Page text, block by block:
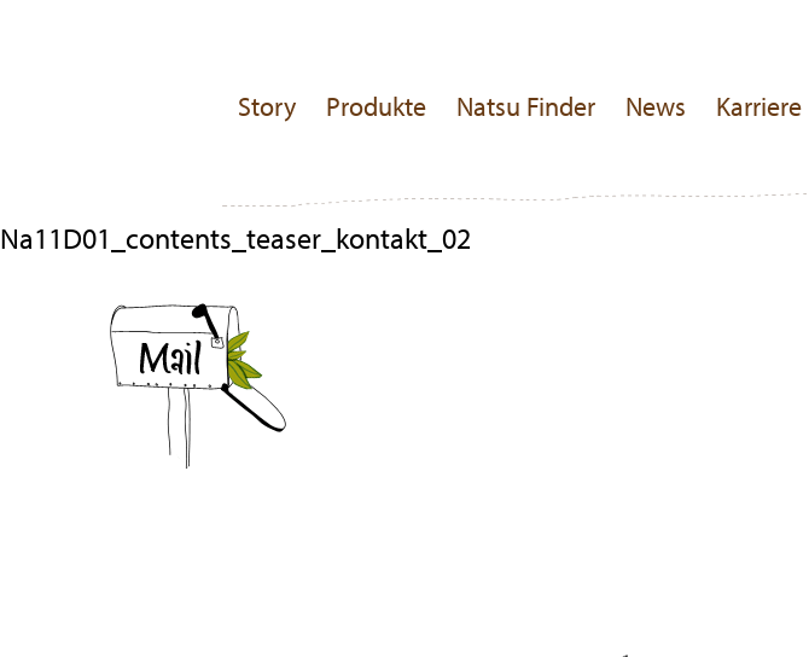
Story Produkte Natsu Finder News Karriere
Na11D01_contents_teaser_kontakt_02